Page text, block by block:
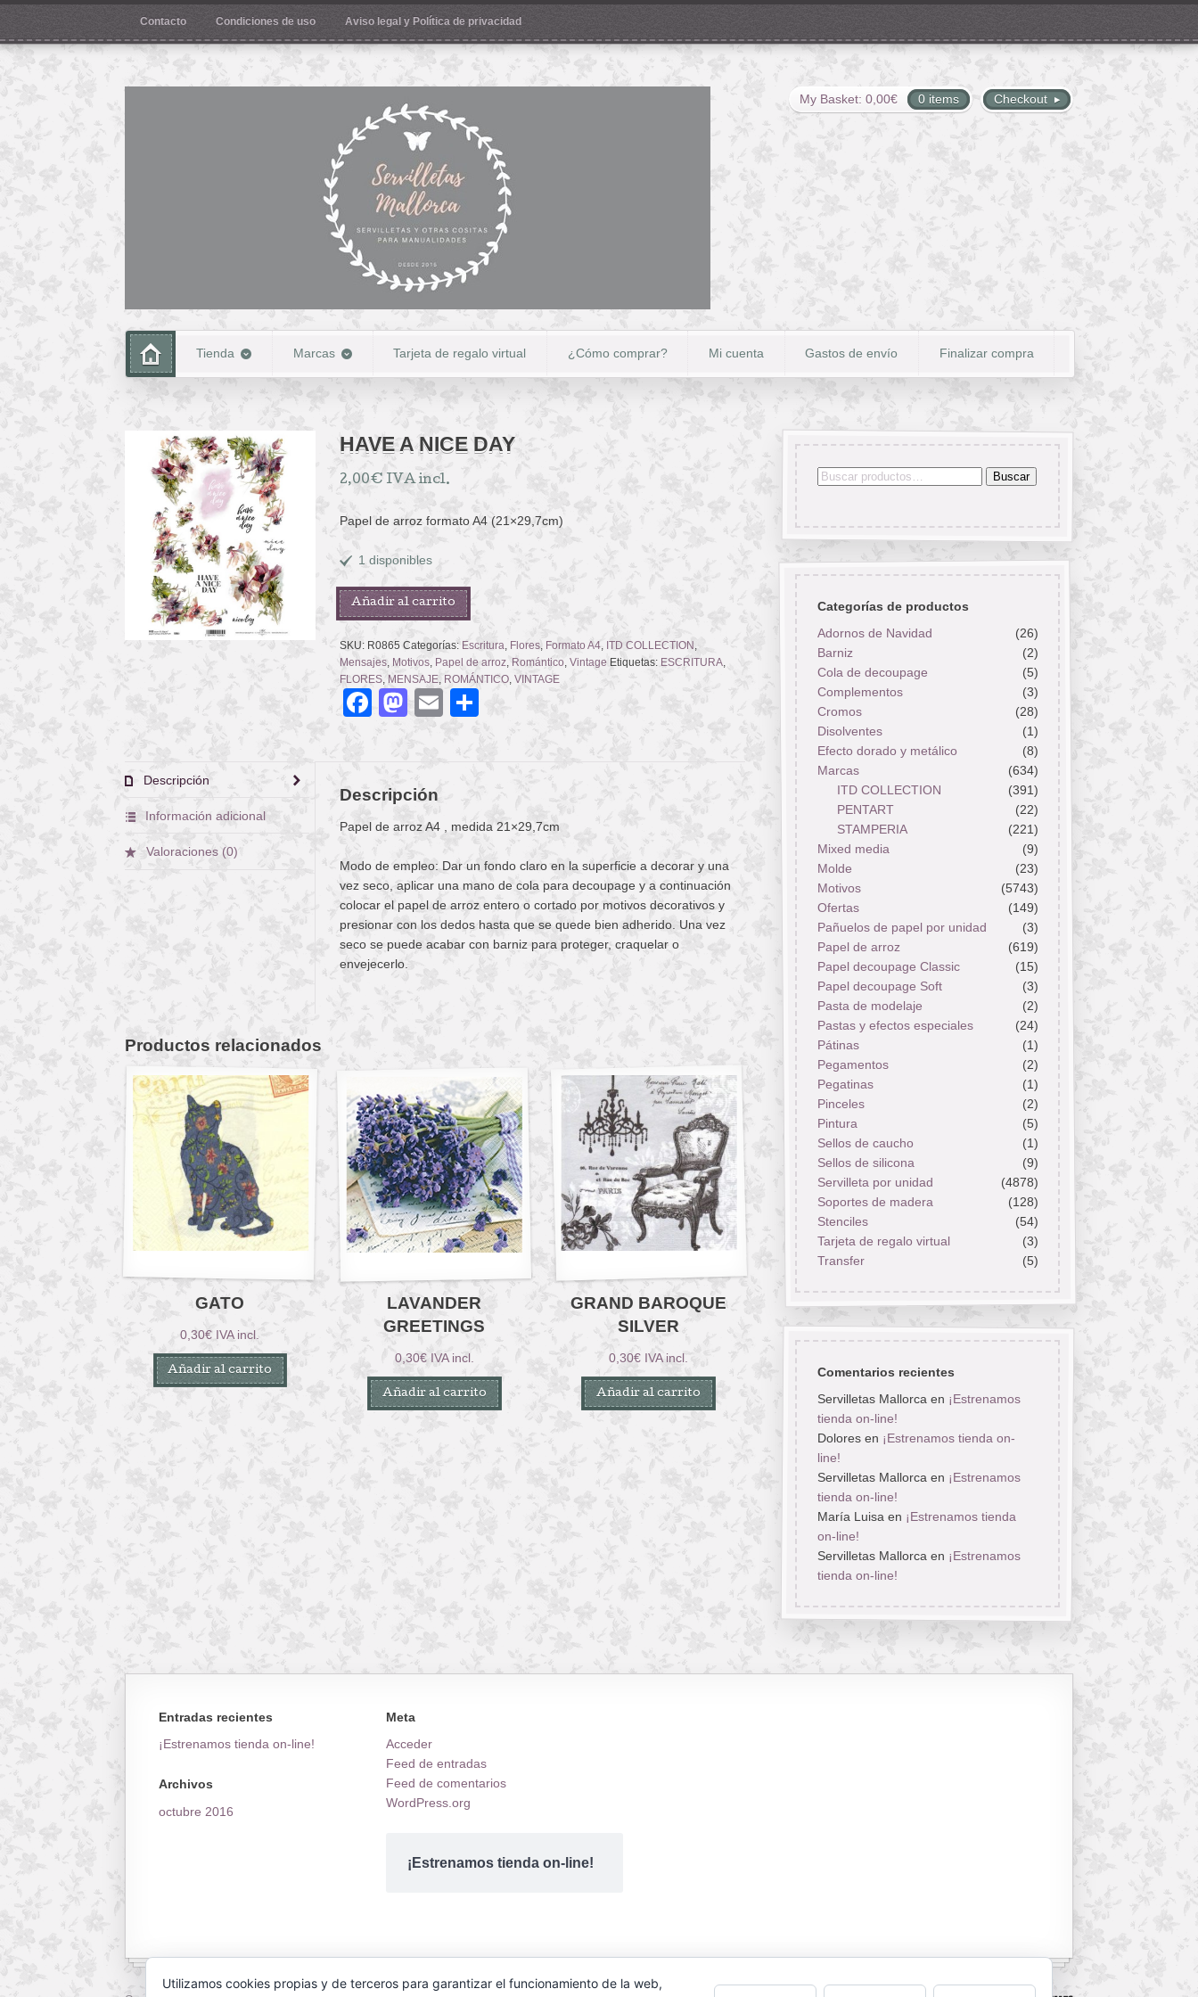
Contacto Condiciones de uso Aviso legal y Política de privacidad
Checkout
My Basket: 0,00€ 0 items
Tienda Marcas Tarjeta de regalo virtual ¿Cómo comprar? Mi cuenta Gastos de envío Finalizar compra
HAVE A NICE DAY
2,00€ IVA incl.
Papel de arroz formato A4 (21×29,7cm)
1 disponibles
HAVE
A
NICE
DAY
cantidad
Añadir al carrito
SKU: R0865 Categorías: Escritura Flores, Formato A4, ITD COLLECTION
Mensajes, Motivos, Papel de arroz, Romántico Vintage Etiquetas: ESCRITURA,
FLORES, MENSAJE, ROMÁNTICO, VINTAGE
Facebook
Mastodon
EmailCompartir
Descripción
Información adicional
Valoraciones (0)
Descripción
Papel de arroz A4 , medida 21×29,7cm
Modo de empleo: Dar un fondo claro en la superficie a decorar y una
vez seco, aplicar una mano de cola para decoupage y a continuación
colocar el papel de arroz entero o cortado por motivos decorativos y
presionar con los dedos hasta que se quede bien adherido. Una vez
seco se puede acabar con barniz para proteger, craquelar o
envejecerlo.
Productos relacionados
GATO
0,30€ IVA incl.
Añadir al carrito
LAVANDER
GREETINGS
0,30€ IVA incl.
Añadir al carrito
GRAND BAROQUE
SILVER
0,30€ IVA incl.
Añadir al carrito
Buscar
Buscar
Categorías de productos
Adornos de Navidad
(26)
Barniz
(2)
Cola de decoupage
(5)
Complementos
(3)
Cromos
(28)
Disolventes
(1)
Efecto dorado y metálico
(8)
Marcas
(634)
ITD COLLECTION
(391)
PENTART
(22)
STAMPERIA
(221)
Mixed media
(9)
Molde
(23)
Motivos
(5743)
Ofertas
(149)
Pañuelos de papel por unidad
(3)
Papel de arroz
(619)
Papel decoupage Classic
(15)
Papel decoupage Soft
(3)
Pasta de modelaje
(2)
Pastas y efectos especiales
(24)
Pátinas
(1)
Pegamentos
(2)
Pegatinas
(1)
Pinceles
(2)
Pintura
(5)
Sellos de caucho
(1)
Sellos de silicona
(9)
Servilleta por unidad
(4878)
Soportes de madera
(128)
Stenciles
(54)
Tarjeta de regalo virtual
(3)
Transfer
(5)
Comentarios recientes
Servilletas Mallorcaen ¡Estrenamos
tienda on-line!
Doloresen ¡Estrenamos tienda on-
line!
Servilletas Mallorcaen ¡Estrenamos
tienda on-line!
María Luisaen ¡Estrenamos tienda
on-line!
Servilletas Mallorcaen ¡Estrenamos
tienda on-line!
Entradas recientes
¡Estrenamos tienda on-line!
Archivos
octubre 2016
Meta
Acceder
Feed de entradas
Feed de comentarios
WordPress.org
¡Estrenamos tienda on-line!
Utilizamos cookies propias y de terceros para garantizar el funcionamiento de la web,